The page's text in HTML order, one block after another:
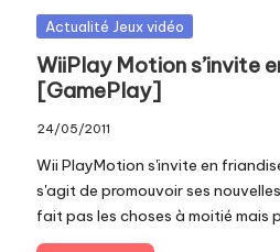
P
la
y.
c
o
m
Posted
Actualité Jeux vidéo
WiiPlay Motion s’invite
[GamePlay]
24/05/2011
Wii PlayMotion s'invite en
s'agit de promouvoir ses
fait pas les choses à moitié mais